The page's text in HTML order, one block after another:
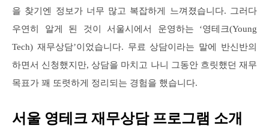
을 찾기엔 정보가 너무 많고 복잡하게 느껴졌습니다. 그러다
우연히 알게 된 것이 서울시에서 운영하는 ‘영테크(Young
Tech) 재무상담’이었습니다. 무료 상담이라는 말에 반신반의
하면서 신청했지만, 상담을 마치고 나니 그동안 흐릿했던 재무
목표가 꽤 또렷하게 정리되는 경험을 했습니다.
서울 영테크 재무상담 프로그램 소개